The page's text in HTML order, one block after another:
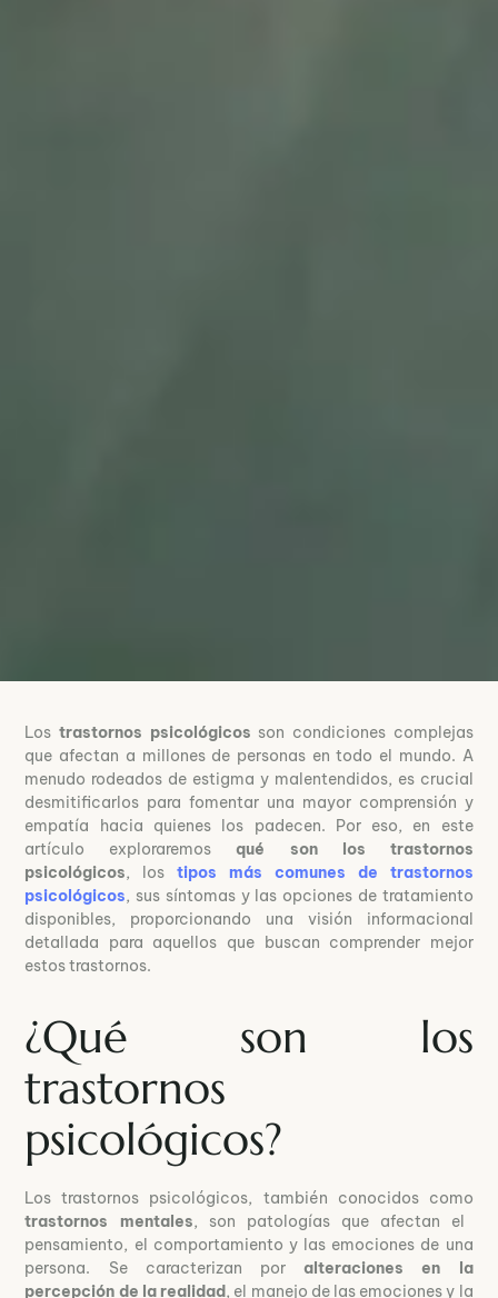
Los trastornos psicológicos son condiciones complejas
que afectan a millones de personas en todo el mundo. A
menudo rodeados de estigma y malentendidos, es crucial
desmitificarlos para fomentar una mayor comprensión y
empatía hacia quienes los padecen. Por eso, en este
artículo exploraremosqué son los trastornos
psicológicos, lostipos más comunes de trastornos
psicológicos, sus síntomas y las opciones de tratamiento
disponibles, proporcionando una visión informacional
detallada para aquellos que buscan comprender mejor
estos trastornos.
¿Qué son los
trastornos
psicológicos?
Los trastornos psicológicos, también conocidos como
trastornos mentales, son patologías que afectan el
pensamiento, el comportamiento y las emociones de una
persona. Se caracterizan poralteraciones en la
percepción de la realidad, el manejo de las emociones y la